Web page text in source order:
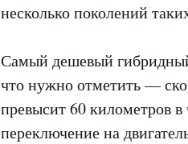
несколько поколений
Самый дешевый
что нужно отметить —
превысит 60 километров в
переключение на